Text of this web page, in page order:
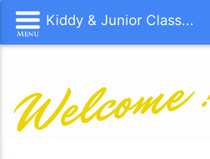
Kiddy & Junior Class...